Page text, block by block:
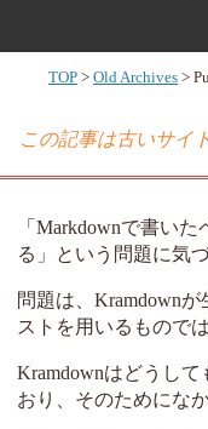
TOP Old Archives
この記事は古いサイ
「Markdownで書い
る」という問題に気
問題は、Kramdown
ストを用いるもので
Kramdownはどうし
おり、そのためにな